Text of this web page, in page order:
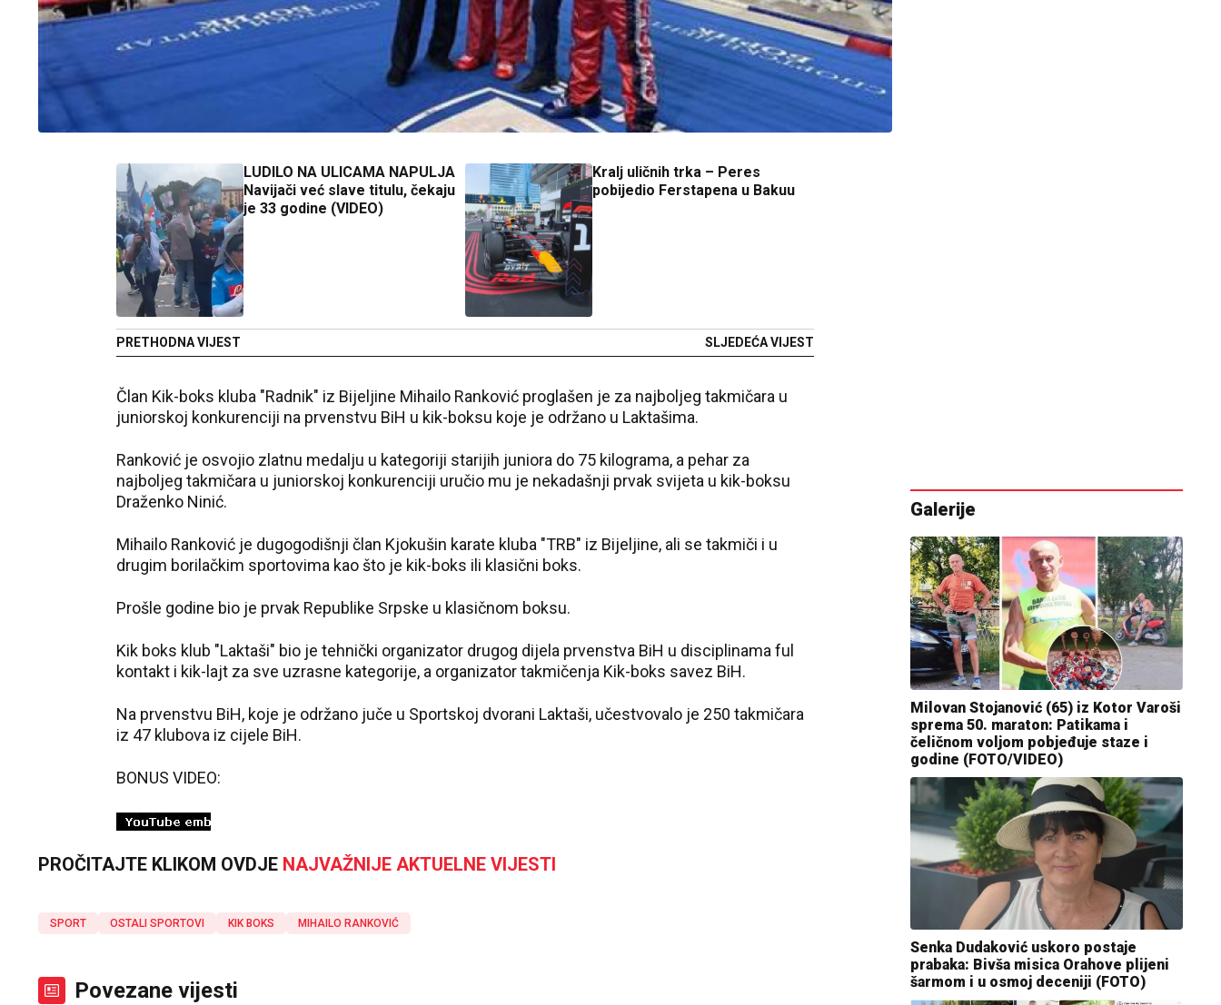
LUDILO NA ULICAMA NAPULJA
Navijači već slave titulu, čekaju
je 33 godine (VIDEO)
PRETHODNA VIJEST
Kralj uličnih trka – Peres
pobijedio Ferstapena u Bakuu
SLJEDEĆA VIJEST
Član Kik-boks kluba "Radnik" iz Bijeljine Mihailo Ranković proglašen je za najboljeg takmičara u
juniorskoj konkurenciji na prvenstvu BiH u kik-boksu koje je održano u Laktašima.
Ranković je osvojio zlatnu medalju u kategoriji starijih juniora do 75 kilograma, a pehar za
najboljeg takmičara u juniorskoj konkurenciji uručio mu je nekadašnji prvak svijeta u kik-boksu
Draženko Ninić.
Mihailo Ranković je dugogodišnji član Kjokušin karate kluba "TRB" iz Bijeljine, ali se takmiči i u
drugim borilačkim sportovima kao što je kik-boks ili klasični boks.
Prošle godine bio je prvak Republike Srpske u klasičnom boksu.
Kik boks klub "Laktaši" bio je tehnički organizator drugog dijela prvenstva BiH u disciplinama ful
kontakt i kik-lajt za sve uzrasne kategorije, a organizator takmičenja Kik-boks savez BiH.
Na prvenstvu BiH, koje je održano juče u Sportskoj dvorani Laktaši, učestvovalo je 250 takmičara
iz 47 klubova iz cijele BiH.
BONUS VIDEO:
PROČITAJTE KLIKOM OVDJE NAJVAŽNIJE AKTUELNE VIJESTI
SPORT OSTALI SPORTOVI KIK BOKS MIHAILO RANKOVIĆ
Povezane vijesti
Galerije
Milovan Stojanović (65) iz Kotor Varoši
sprema 50. maraton: Patikama i
čeličnom voljom pobjeđuje staze i
godine (FOTO/VIDEO)
Senka Dudaković uskoro postaje
prabaka: Bivša misica Orahove plijeni
šarmom i u osmoj deceniji (FOTO)